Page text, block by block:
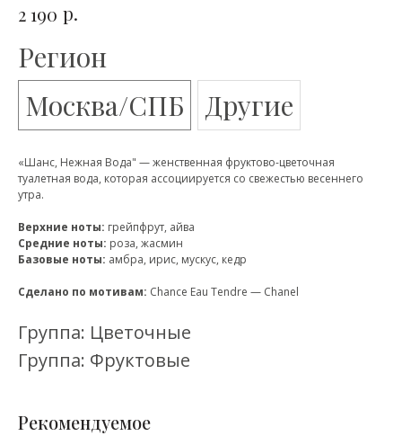
2 190 р.
Регион
Москва/СПБ
Другие
«Шанс, Нежная Вода" — женственная фруктово-цветочная
туалетная вода, которая ассоциируется со свежестью весеннего
утра.
Верхние ноты: грейпфрут, айва
Средние ноты: роза, жасмин
Базовые ноты: амбра, ирис, мускус, кедр
Сделано по мотивам: Chance Eau Tendre — Chanel
Группа: Цветочные
Группа: Фруктовые
Рекомендуемое